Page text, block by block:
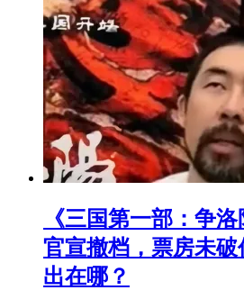
《三国第一部：争
官宣撤档，票房未
出在哪？